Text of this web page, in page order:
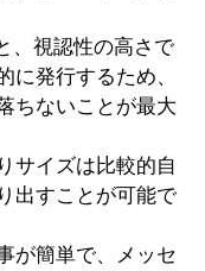
、視認性の高さで
に発行するため、
ちないことが最大
サイズは比較的自
出すことが可能で
が簡単で、メッセ